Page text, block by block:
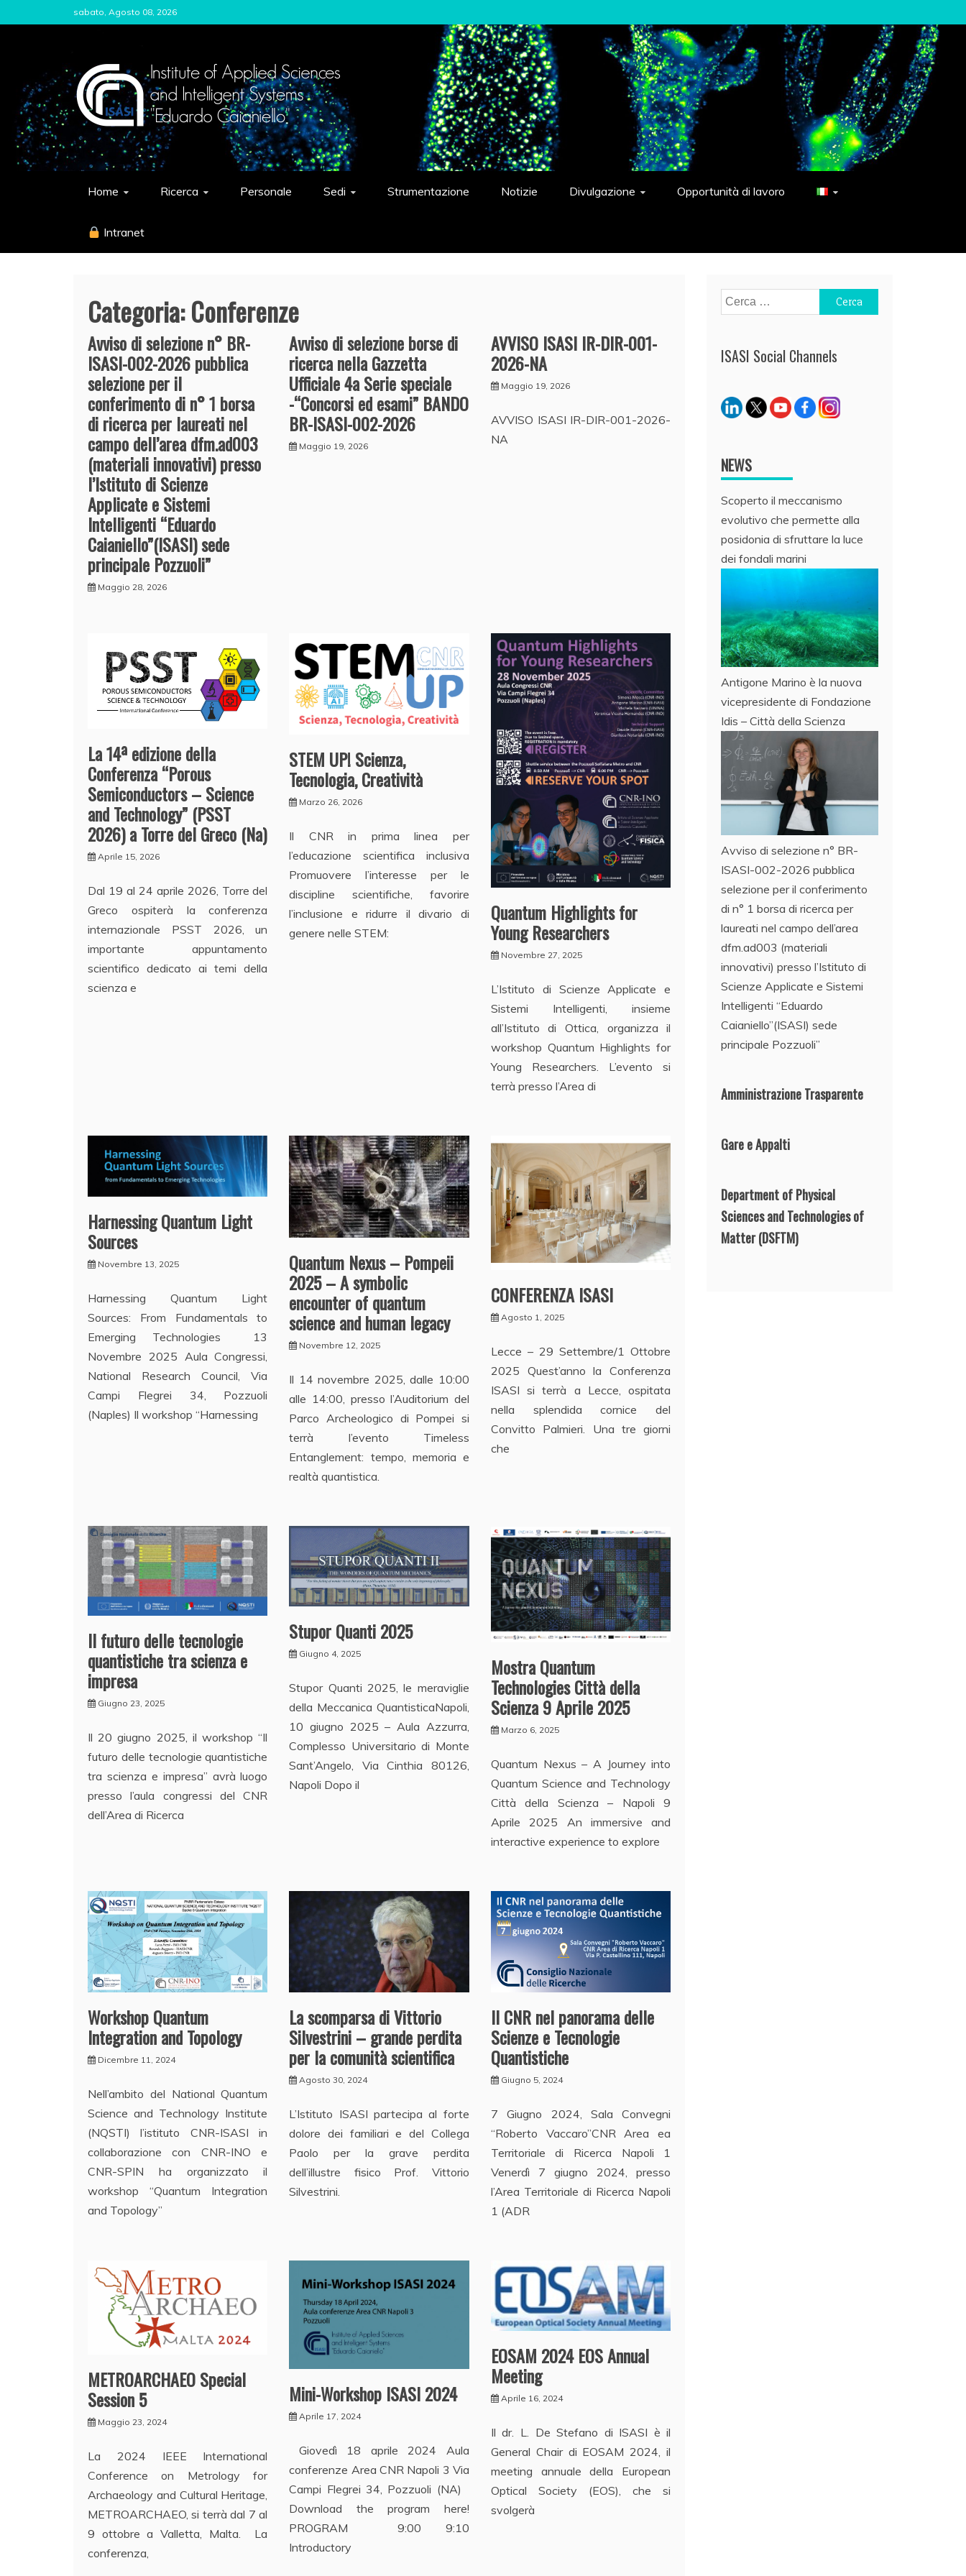
to
sabato, Agosto 08, 2026
ISASI
Institute of Applied Sciences and Intelligent Systems "Eduardo Caianiello"
Home Ricerca Personale Sedi Strumentazione Notizie Divulgazione Opportunità di lavoro
Intranet
Categoria:Conferenze
Avviso di selezione n° BR-
ISASI-002-2026 pubblica
selezione per il
conferimento di n° 1 borsa
di ricerca per laureati nel
campo dell’area dfm.ad003
(materiali innovativi) presso
l’Istituto di Scienze
Applicate e Sistemi
Intelligenti “Eduardo
Caianiello”(ISASI) sede
principale Pozzuoli”
Maggio 28, 2026
Avviso di selezione borse di
ricerca nella Gazzetta
Ufficiale 4a Serie speciale
-“Concorsi ed esami” BANDO
BR-ISASI-002-2026
Maggio 19, 2026
AVVISO ISASI IR-DIR-001-
2026-NA
Maggio 19, 2026
AVVISO ISASI IR-DIR-001-2026-
NA
La 14ª edizione della
Conferenza “Porous
Semiconductors – Science
and Technology” (PSST
2026) a Torre del Greco (Na)
Aprile 15, 2026
Dal 19 al 24 aprile 2026, Torre del
Greco ospiterà la conferenza
internazionale PSST 2026, un
importante appuntamento
scientifico dedicato ai temi della
scienza e
STEM UP! Scienza,
Tecnologia, Creatività
Marzo 26, 2026
Il CNR in prima linea per
l’educazione scientifica inclusiva
Promuovere l’interesse per le
discipline scientifiche, favorire
l’inclusione e ridurre il divario di
genere nelle STEM:
Quantum Highlights for
Young Researchers
Novembre 27, 2025
L’Istituto di Scienze Applicate e
Sistemi Intelligenti, insieme
all’Istituto di Ottica, organizza il
workshop Quantum Highlights for
Young Researchers. L’evento si
terrà presso l’Area di
Harnessing Quantum Light
Sources
Novembre 13, 2025
Harnessing Quantum Light
Sources: From Fundamentals to
Emerging Technologies 13
Novembre 2025 Aula Congressi,
National Research Council, Via
Campi Flegrei 34, Pozzuoli
(Naples) Il workshop “Harnessing
Quantum Nexus – Pompeii
2025 – A symbolic
encounter of quantum
science and human legacy
Novembre 12, 2025
Il 14 novembre 2025, dalle 10:00
alle 14:00, presso l’Auditorium del
Parco Archeologico di Pompei si
terrà l’evento Timeless
Entanglement: tempo, memoria e
realtà quantistica.
CONFERENZA ISASI
Agosto 1, 2025
Lecce – 29 Settembre/1 Ottobre
2025 Quest’anno la Conferenza
ISASI si terrà a Lecce, ospitata
nella splendida cornice del
Convitto Palmieri. Una tre giorni
che
Il futuro delle tecnologie
quantistiche tra scienza e
impresa
Giugno 23, 2025
Il 20 giugno 2025, il workshop “Il
futuro delle tecnologie quantistiche
tra scienza e impresa” avrà luogo
presso l’aula congressi del CNR
dell’Area di Ricerca
Stupor Quanti 2025
Giugno 4, 2025
Stupor Quanti 2025, le meraviglie
della Meccanica QuantisticaNapoli,
10 giugno 2025 – Aula Azzurra,
Complesso Universitario di Monte
Sant’Angelo, Via Cinthia 80126,
Napoli Dopo il
Mostra Quantum
Technologies Città della
Scienza 9 Aprile 2025
Marzo 6, 2025
Quantum Nexus – A Journey into
Quantum Science and Technology
Città della Scienza – Napoli 9
Aprile 2025 An immersive and
interactive experience to explore
Workshop Quantum
Integration and Topology
Dicembre 11, 2024
Nell’ambito del National Quantum
Science and Technology Institute
(NQSTI) l’istituto CNR-ISASI in
collaborazione con CNR-INO e
CNR-SPIN ha organizzato il
workshop “Quantum Integration
and Topology”
La scomparsa di Vittorio
Silvestrini – grande perdita
per la comunità scientifica
Agosto 30, 2024
L’Istituto ISASI partecipa al forte
dolore dei familiari e del Collega
Paolo per la grave perdita
dell’illustre fisico Prof. Vittorio
Silvestrini.
Il CNR nel panorama delle
Scienze e Tecnologie
Quantistiche
Giugno 5, 2024
7 Giugno 2024, Sala Convegni
“Roberto Vaccaro”CNR Area ea
Territoriale di Ricerca Napoli 1
Venerdì 7 giugno 2024, presso
l’Area Territoriale di Ricerca Napoli
1 (ADR
METROARCHAEO Special
Session 5
Maggio 23, 2024
La 2024 IEEE International
Conference on Metrology for
Archaeology and Cultural Heritage,
METROARCHAEO, si terrà dal 7 al
9 ottobre a Valletta, Malta. La
conferenza,
Mini-Workshop ISASI 2024
Aprile 17, 2024
Giovedì 18 aprile 2024 Aula
conferenze Area CNR Napoli 3 Via
Campi Flegrei 34, Pozzuoli (NA)
Download the program here!
PROGRAM 9:00 9:10
Introductory
EOSAM 2024 EOS Annual
Meeting
Aprile 16, 2024
Il dr. L. De Stefano di ISASI è il
General Chair di EOSAM 2024, il
meeting annuale della European
Optical Society (EOS), che si
svolgerà
Ricerca
per:
ISASI Social Channels
NEWS
Scoperto il meccanismo
evolutivo che permette alla
posidonia di sfruttare la luce
dei fondali marini
Antigone Marino è la nuova
vicepresidente di Fondazione
Idis – Città della Scienza
Avviso di selezione n° BR-
ISASI-002-2026 pubblica
selezione per il conferimento
di n° 1 borsa di ricerca per
laureati nel campo dell’area
dfm.ad003 (materiali
innovativi) presso l’Istituto di
Scienze Applicate e Sistemi
Intelligenti “Eduardo
Caianiello”(ISASI) sede
principale Pozzuoli”
Amministrazione Trasparente
Gare e Appalti
Department of Physical
Sciences and Technologies of
Matter(DSFTM)